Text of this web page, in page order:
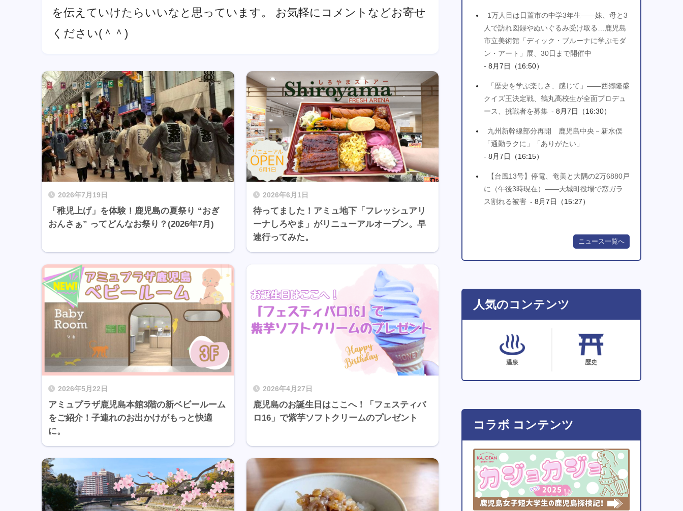
を伝えていけたらいいなと思っています。 お気軽にコメントなどお寄せ
ください(＾＾)
2026年7月19日
「稚児上げ」を体験！鹿児島の夏祭り “おぎ
おんさぁ” ってどんなお祭り？(2026年7月)
2026年6月1日
待ってました！アミュ地下「フレッシュアリ
ーナしろやま」がリニューアルオープン。早
速行ってみた。
2026年5月22日
アミュプラザ鹿児島本館3階の新ベビールーム
をご紹介！子連れのお出かけがもっと快適
に。
2026年4月27日
鹿児島のお誕生日はここへ！「フェスティバ
ロ16」で紫芋ソフトクリームのプレゼント
1万人目は日置市の中学3年生――妹、母と3
人で訪れ図録やぬいぐるみ受け取る…鹿児島
市立美術館「ディック・ブルーナに学ぶモダ
ン・アート」展、30日まで開催中
- 8月7日（16:50）
「歴史を学ぶ楽しさ、感じて」――西郷隆盛
クイズ王決定戦、鶴丸高校生が全面プロデュ
ース、挑戦者を募集 - 8月7日（16:30）
九州新幹線部分再開 鹿児島中央－新水俣
「通勤ラクに」「ありがたい」
- 8月7日（16:15）
【台風13号】停電、奄美と大隅の2万6880戸
に（午後3時現在）――天城町役場で窓ガラ
ス割れる被害 - 8月7日（15:27）
ニュース一覧へ
人気のコンテンツ
温泉 歴史
コラボ コンテンツ